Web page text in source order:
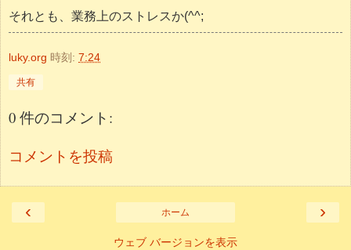
それとも、業務上のストレスか(^^;
luky.org 時刻: 7:24
共有
0 件のコメント:
コメントを投稿
‹ ›
ホーム
ウェブ バージョンを表示